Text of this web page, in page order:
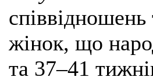
жінок, що
та 37–41